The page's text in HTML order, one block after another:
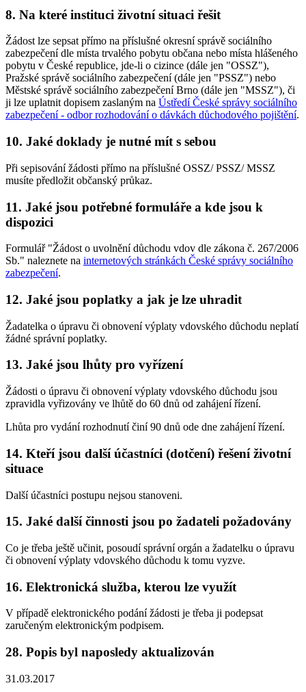
8. Na které instituci životní situaci řešit
Žádost lze sepsat přímo na příslušné okresní správě sociálního
zabezpečení dle místa trvalého pobytu občana nebo místa hlášeného
pobytu v České republice, jde-li o cizince (dále jen "OSSZ"),
Pražské správě sociálního zabezpečení (dále jen "PSSZ") nebo
Městské správě sociálního zabezpečení Brno (dále jen "MSSZ"), či
ji lze uplatnit dopisem zaslaným na Ústředí České správy sociálního
zabezpečení - odbor rozhodování o dávkách důchodového pojištění.
10. Jaké doklady je nutné mít s sebou
Při sepisování žádosti přímo na příslušné OSSZ/ PSSZ/ MSSZ
musíte předložit občanský průkaz.
11. Jaké jsou potřebné formuláře a kde jsou k
dispozici
Formulář "Žádost o uvolnění důchodu vdov dle zákona č. 267/2006
Sb." naleznete na internetových stránkách České správy sociálního
zabezpečení.
12. Jaké jsou poplatky a jak je lze uhradit
Žadatelka o úpravu či obnovení výplaty vdovského důchodu neplatí
žádné správní poplatky.
13. Jaké jsou lhůty pro vyřízení
Žádosti o úpravu či obnovení výplaty vdovského důchodu jsou
zpravidla vyřizovány ve lhůtě do 60 dnů od zahájení řízení.
Lhůta pro vydání rozhodnutí činí 90 dnů ode dne zahájení řízení.
14. Kteří jsou další účastníci (dotčení) řešení životní
situace
Další účastníci postupu nejsou stanoveni.
15. Jaké další činnosti jsou po žadateli požadovány
Co je třeba ještě učinit, posoudí správní orgán a žadatelku o úpravu
či obnovení výplaty vdovského důchodu k tomu vyzve.
16. Elektronická služba, kterou lze využít
V případě elektronického podání žádosti je třeba ji podepsat
zaručeným elektronickým podpisem.
28. Popis byl naposledy aktualizován
31.03.2017